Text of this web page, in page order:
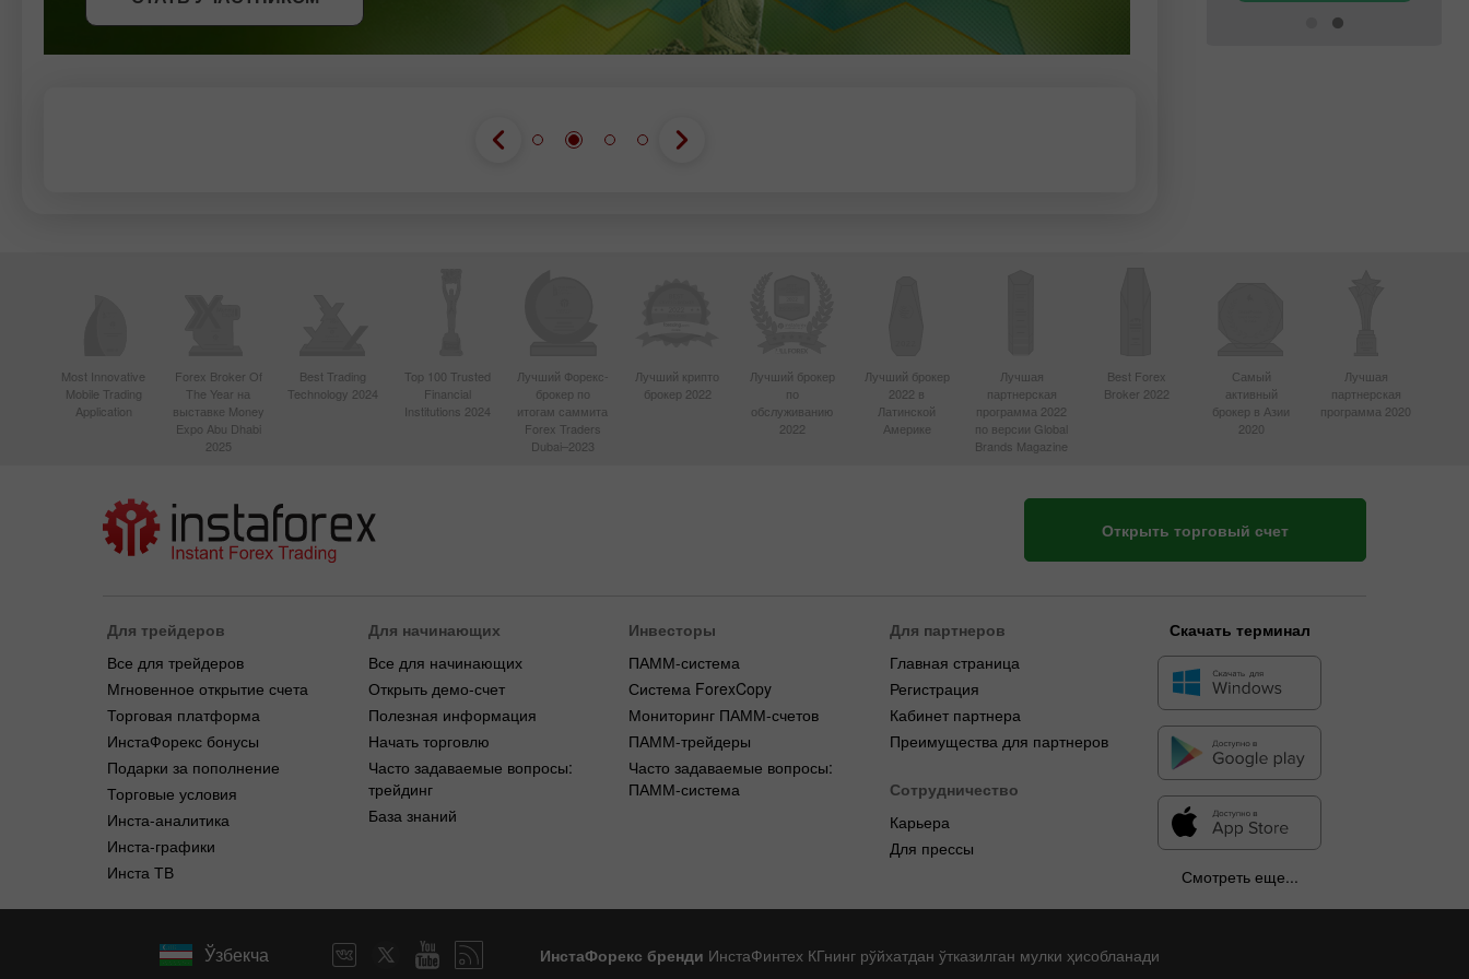
Most Innovative
Mobile Trading
Application
Forex Broker Of
The Year на
выставке Money
Expo Abu Dhabi
2025
Best Trading
Technology 2024
Top 100 Trusted
Financial
Institutions 2024
Лучший Форекс-
брокер по
итогам саммита
Forex Traders
Dubai–2023
Лучший крипто
брокер 2022
Лучший брокер
по
обслуживанию
2022
Лучший брокер
2022 в
Латинской
Америке
Лучшая
партнерская
программа 2022
по версии Global
Brands Magazine
Best Forex
Broker 2022
Самый
активный
брокер в Азии
2020
Лучшая
партнерская
программа 2020
Открыть торговый счет
Для трейдеров
Все для трейдеров
Мгновенное открытие счета
Торговая платформа
ИнстаФорекс бонусы
Подарки за пополнение
Торговые условия
Инста-аналитика
Инста-графики
Инста ТВ
Для начинающих
Все для начинающих
Открыть демо-счет
Полезная информация
Начать торговлю
Часто задаваемые вопросы:
трейдинг
База знаний
Инвесторы
ПАММ-система
Система ForexCopy
Мониторинг ПАММ-счетов
ПАММ-трейдеры
Часто задаваемые вопросы:
ПАММ-система
Для партнеров
Главная страница
Регистрация
Кабинет партнера
Преимущества для партнеров
Сотрудничество
Карьера
Для прессы
Скачать терминал
Смотреть еще...
Ўзбекча ИнстаФорекс бренди ИнстаФинтех КГнинг рўйхатдан ўтказилган мулки ҳисобланади